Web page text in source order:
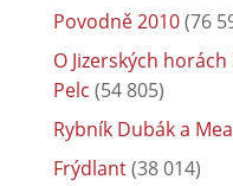
Povodně 2010(76
O Jizerských
Pelc (54 805)
Rybník Dubák a
Frýdlant(38 014)